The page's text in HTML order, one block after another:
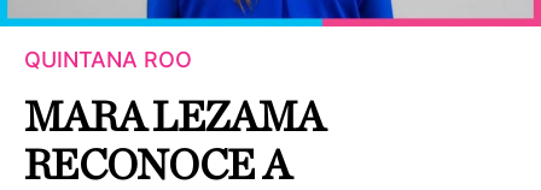
QUINTANA ROO
MARA LEZAMA
RECONOCE A